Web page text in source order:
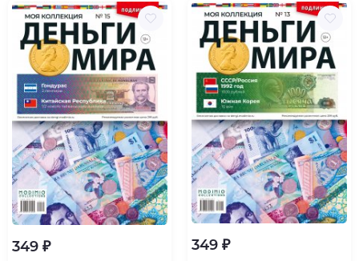
349 ₽ 349 ₽